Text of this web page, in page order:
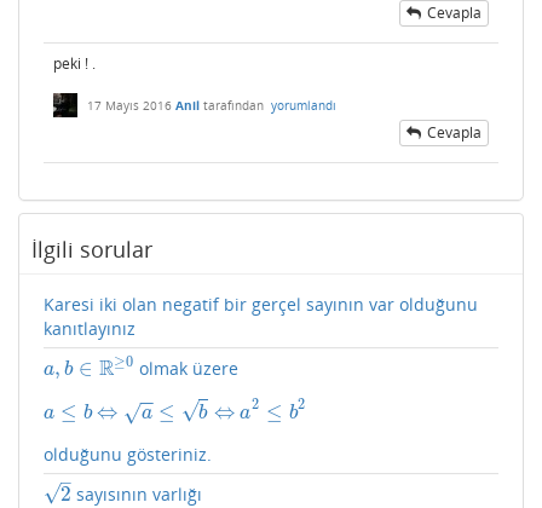
Cevapla
peki ! .
17 Mayıs 2016 Anil tarafından yorumlandı
Cevapla
İlgili sorular
Karesi iki olan negatif bir gerçel sayının var olduğunu
kanıtlayınız
a, b ∈ R≥0
a,b∈R ≥0 olmak üzere
a ≤ b ⇔ a
−
−
√ ≤ b
√ ⇔ a2 ≤ b2
a≤ b⇔a≤b ⇔a2≤b 2
olduğunu gösteriniz.
2
–
√
2 sayısının varlığı